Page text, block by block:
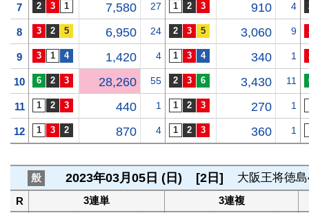
7 7,580 27 910 4
8 6,950 24 3,060 9
9 1,420 4 340 1
10 28,260 55 3,430 11
11 440 1 270 1
12 870 4 360 1
般 2023年03月05日 (日) [2日] 大阪王将徳
R 3連単 3連複